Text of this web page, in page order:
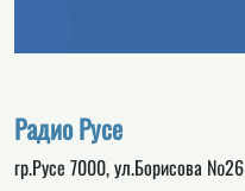
Радио Русе
гр.Русе 7000, ул.Борисова №26